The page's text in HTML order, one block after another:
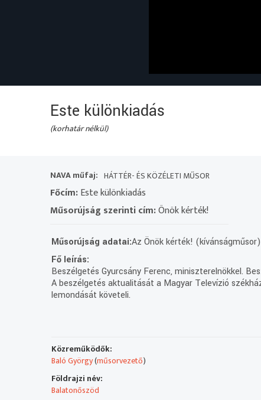
Este különkiadás
(korhatár nélkül)
NAVA műfaj: HÁTTÉR- ÉS KÖZÉLETI MŰSOR
Főcím:Este különkiadás
Műsorújság szerinti cím:Önök kérték!
Műsorújság adatai:Az Önök kérték!
Fő leírás:
Beszélgetés Gyurcsány Ferenc, miniszterelnökkel.
A beszélgetés aktualitását a Magyar Televízió
lemondását követeli.
Közreműködők:
Baló György(műsorvezető)
Földrajzi név:
Balatonőszöd